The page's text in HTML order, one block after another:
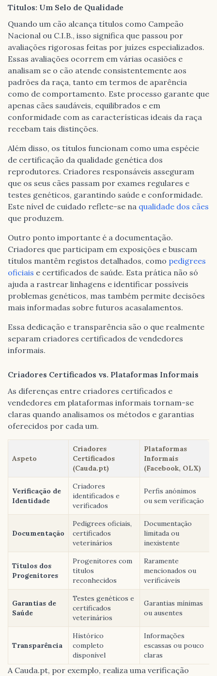
Títulos: Um Selo de Qualidade
Quando um cão alcança títulos como Campeão
Nacional ou C.I.B., isso significa que passou por
avaliações rigorosas feitas por juízes especializados.
Essas avaliações ocorrem em várias ocasiões e
analisam se o cão atende consistentemente aos
padrões da raça, tanto em termos de aparência
como de comportamento. Este processo garante que
apenas cães saudáveis, equilibrados e em
conformidade com as características ideais da raça
recebam tais distinções.
Além disso, os títulos funcionam como uma espécie
de certificação da qualidade genética dos
reprodutores. Criadores responsáveis asseguram
que os seus cães passam por exames regulares e
testes genéticos, garantindo saúde e conformidade.
Este nível de cuidado reflete-se na qualidade dos cães
que produzem.
Outro ponto importante é a documentação.
Criadores que participam em exposições e buscam
títulos mantêm registos detalhados, como pedigrees
oficiais e certificados de saúde. Esta prática não só
ajuda a rastrear linhagens e identificar possíveis
problemas genéticos, mas também permite decisões
mais informadas sobre futuros acasalamentos.
Essa dedicação e transparência são o que realmente
separam criadores certificados de vendedores
informais.
Criadores Certificados vs. Plataformas Informais
As diferenças entre criadores certificados e
vendedores em plataformas informais tornam-se
claras quando analisamos os métodos e garantias
oferecidos por cada um.
Aspeto
Criadores
Certificados
(Cauda.pt)
Plataformas
Informais
(Facebook, OLX)
Verificação de
Identidade
Criadores
identificados e
verificados
Perfis anónimos
ou sem verificação
Documentação
Pedigrees oficiais,
certificados
veterinários
Documentação
limitada ou
inexistente
Títulos dos
Progenitores
Progenitores com
títulos
reconhecidos
Raramente
mencionados ou
verificáveis
Garantias de
Saúde
Testes genéticos e
certificados
veterinários
Garantias mínimas
ou ausentes
Transparência
Histórico
completo
disponível
Informações
escassas ou pouco
claras
A Cauda.pt, por exemplo, realiza uma verificação